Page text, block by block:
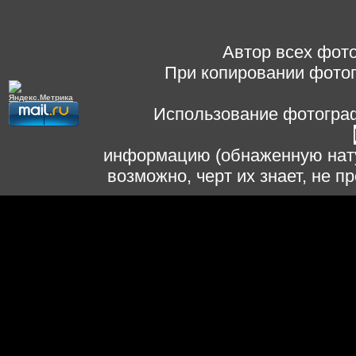
Автор всех
При копировании
Использование
информацию (обнаженную
возможно, черт их знает, не